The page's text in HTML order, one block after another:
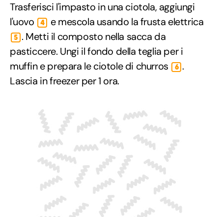
Trasferisci l'impasto in una ciotola, aggiungi
l'uovo
4 e mescola usando la frusta elettrica
5 . Metti il composto nella sacca da
pasticcere. Ungi il fondo della teglia per i
muffin e prepara le ciotole di churros
6 .
Lascia in freezer per 1 ora.